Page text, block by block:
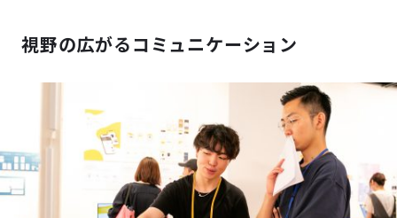
視野の広がるコミュニケーション